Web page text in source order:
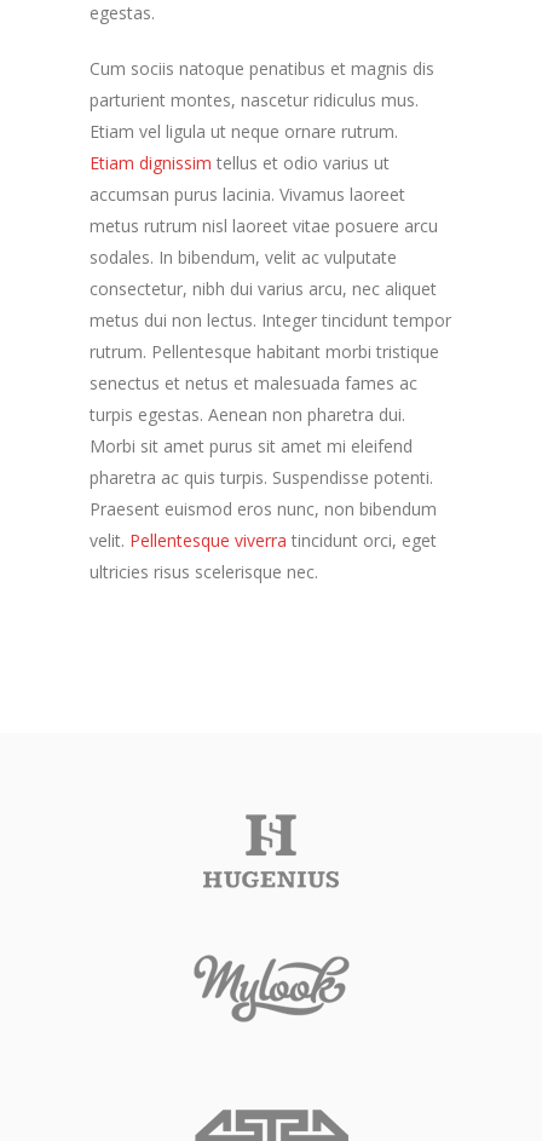
egestas.
Cum sociis natoque penatibus et magnis dis
parturient montes, nascetur ridiculus mus.
Etiam vel ligula ut neque ornare rutrum.
Etiam dignissim tellus et odio varius ut
accumsan purus lacinia. Vivamus laoreet
metus rutrum nisl laoreet vitae posuere arcu
sodales. In bibendum, velit ac vulputate
consectetur, nibh dui varius arcu, nec aliquet
metus dui non lectus. Integer tincidunt tempor
rutrum. Pellentesque habitant morbi tristique
senectus et netus et malesuada fames ac
turpis egestas. Aenean non pharetra dui.
Morbi sit amet purus sit amet mi eleifend
pharetra ac quis turpis. Suspendisse potenti.
Praesent euismod eros nunc, non bibendum
velit. Pellentesque viverra tincidunt orci, eget
ultricies risus scelerisque nec.